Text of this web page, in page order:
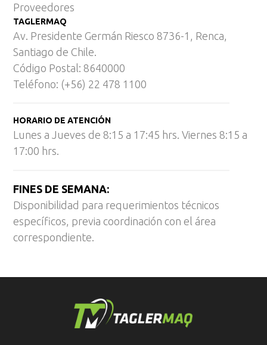
Proveedores
TAGLERMAQ
Av. Presidente Germán Riesco 8736-1, Renca,
Santiago de Chile.
Código Postal: 8640000
Teléfono: (+56) 22 478 1100
HORARIO DE ATENCIÓN
Lunes a Jueves de 8:15 a 17:45 hrs. Viernes 8:15 a
17:00 hrs.
FINES DE SEMANA:
Disponibilidad para requerimientos técnicos
específicos, previa coordinación con el área
correspondiente.